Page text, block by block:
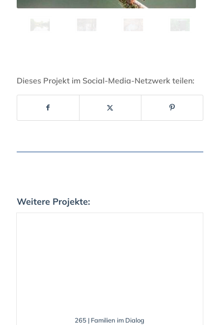
Dieses Projekt im Social-Media-Netzwerk teilen:
Weitere Projekte:
265 | Familien im Dialog